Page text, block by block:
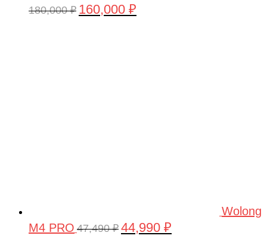
180,000₽ Первоначальная
160,000 ₽
Wolong
M4 PRO 47,490₽ Первоначальная
44,990 ₽